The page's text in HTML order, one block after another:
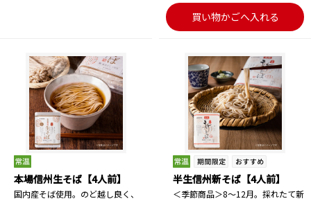
買い物かごへ入れる
本場信州生そば【4人前】
国内産そば使用。のど越し良く、
半生信州新そば【4人前】
＜季節商品＞8～12月。採れたて新